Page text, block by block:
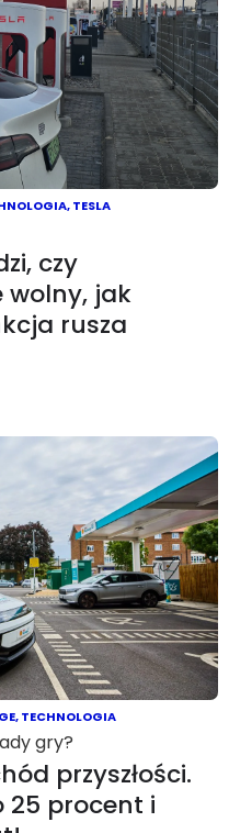
,TESLA
czy
wolny, jak
rusza
,TECHNOLOGIA
gry?
przyszłości.
25 procent i